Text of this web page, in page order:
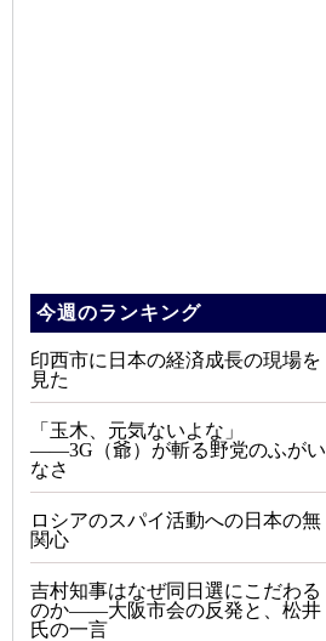
今週のランキング
印西市に日本の経済成長の現場を
見た
「玉木、元気ないよな」
――3G（爺）が斬る野党のふがい
なさ
ロシアのスパイ活動への日本の無
関心
吉村知事はなぜ同日選にこだわる
のか――大阪市会の反発と、松井
氏の一言